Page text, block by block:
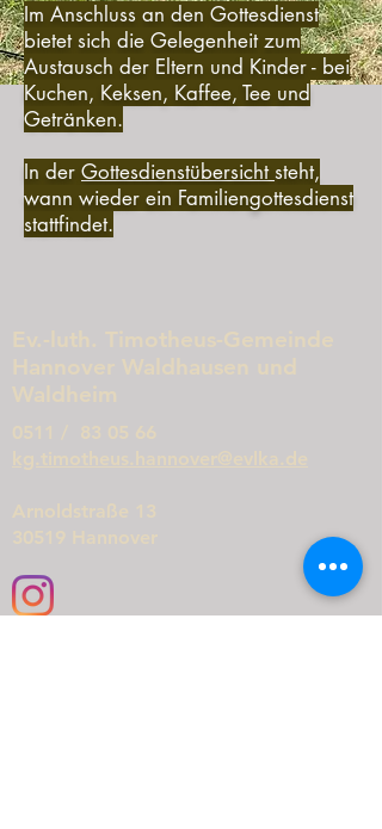
Im Anschluss an den Gottesdienst
bietet sich die Gelegenheit zum
Austausch der Eltern und Kinder - bei
Kuchen, Keksen, Kaffee, Tee und
Getränken.
In der Gottesdienstübersichtsteht,
wann wieder ein Familiengottesdienst
stattfindet.